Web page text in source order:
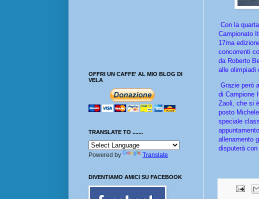
Con la
Campionato
17ma
concorrenti
da Roberto
alle olimpiadi
Grazie però
di Campione
Zaoli, che si
posto
speciale
allenamento
disputerà
OFFRI UN CAFFE' AL MIO BLOG DI
VELA
TRANSLATE TO .......
Powered by Translate
DIVENTIAMO AMICI SU FACEBOOK